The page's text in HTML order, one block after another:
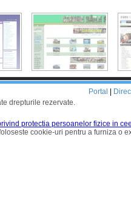
drepturile rezervate.
Portal
protectia persoanelor fizice in
cookie-uri pentru a furniza o